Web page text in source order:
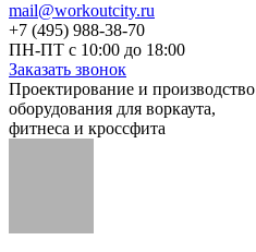
mail@workoutcity.ru
+7 (495) 988-38-70
ПН-ПТ с 10:00 до 18:00
Заказать звонок
Проектирование и производство
оборудования для воркаута,
фитнеса и кроссфита